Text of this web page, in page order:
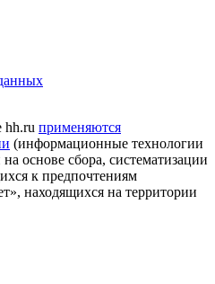
hh.ru применяются
(информационные технологии
основе сбора, систематизации
к предпочтениям
находящихся на территории